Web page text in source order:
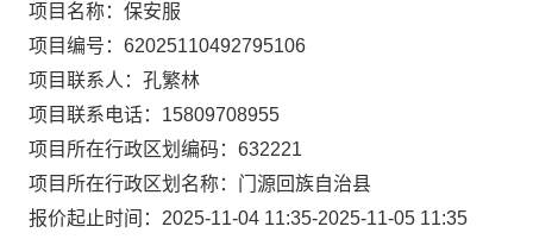
项目名称： 保安服
项目编号： 62025110492795106
项目联系人： 孔繁林
项目联系电话： 15809708955
项目所在行政区划编码： 632221
项目所在行政区划名称： 门源回族自治县
报价起止时间： 2025-11-04 11:35-2025-11-05 11:35